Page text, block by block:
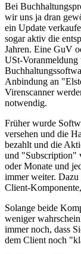
Bei
wir uns ja dran
ein Update
sogar aktiv die
Jahren. Eine GuV
USt-Voranmeldung
Anbindung an
Virenscanner
notwendig.
Früher wurde
versehen und die
bezahlt und die
und "Subscription"
oder Monate und
immer weiter. Dazu
Client-
Solange beide
weniger
immer noch, dass
dem Client noch